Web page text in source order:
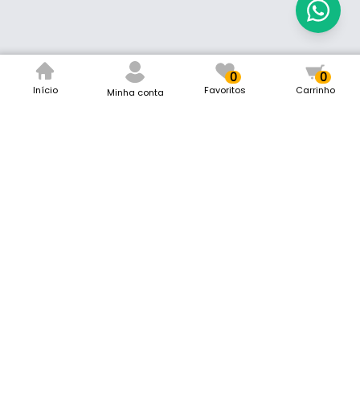
Início Minha conta
0
Favoritos
0
Carrinho